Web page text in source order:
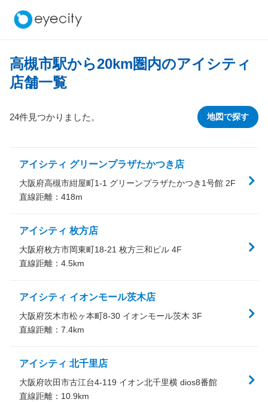
高槻市駅から20km圏内のアイシティ
店舗一覧
地図で探す
24件見つかりました。
アイシティ グリーンプラザたかつき店
大阪府高槻市紺屋町1-1 グリーンプラザたかつき1号館 2F
直線距離： 418m
アイシティ 枚方店
大阪府枚方市岡東町18-21 枚方三和ビル 4F
直線距離： 4.5km
アイシティ イオンモール茨木店
大阪府茨木市松ヶ本町8-30 イオンモール茨木 3F
直線距離： 7.4km
アイシティ 北千里店
大阪府吹田市古江台4-119 イオン北千里横 dios8番館
直線距離： 10.9km